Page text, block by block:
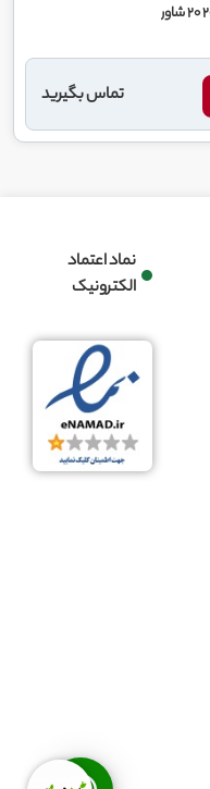
تماس بگیرید
نماد اعتماد
الکترونیک